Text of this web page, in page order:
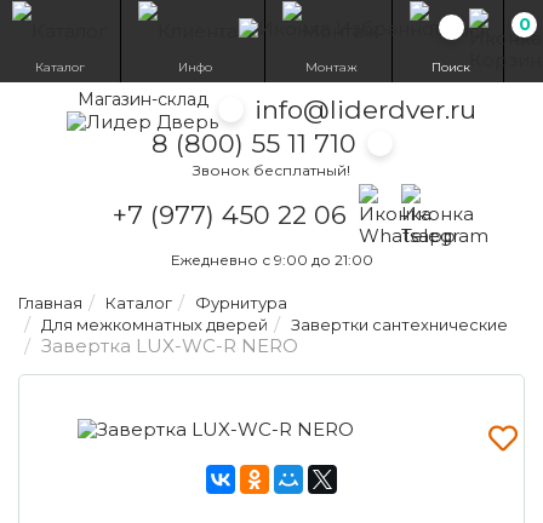
Магазин-склад
info@liderdver.ru
8 (800) 55 11 710
Звонок бесплатный!
+7 (977) 450 22 06
Написать на
Написать на
Ежедневно с 9:00 до 21:00
0
Каталог Инфо Монтаж Поиск
Главная Каталог
Фурнитура
Для межкомнатных дверей
Завертки сантехнические
Завертка LUX-WC-R NERO